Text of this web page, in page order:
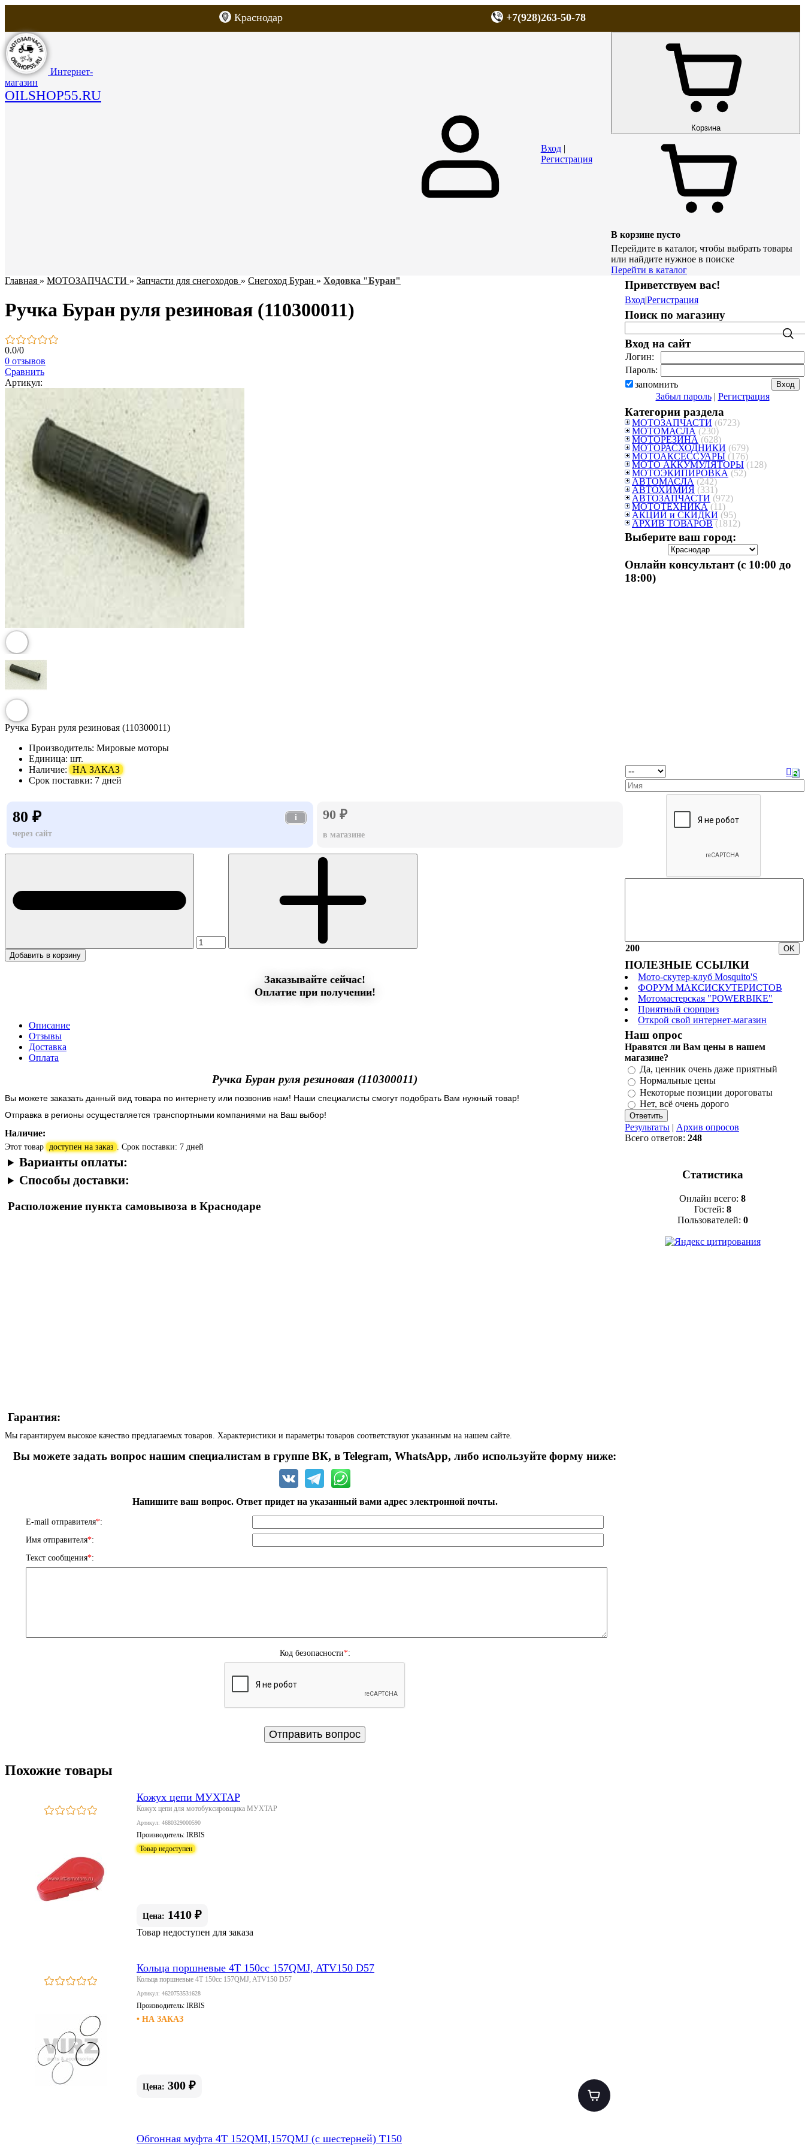
Краснодар +7(928)263-50-78
Интернет-
магазин
OILSHOP55.RU
ДОСТАВКА
Вход|
Регистрация
Корзина
В корзине пусто
Перейдите в каталог, чтобы выбрать товары
или найдите нужное в поиске
Перейти в каталог
Главная » МОТОЗАПЧАСТИ » Запчасти для снегоходов » Снегоход Буран » Ходовка "Буран"
Ручка Буран руля резиновая (110300011)
0.0/0
0 отзывов
Сравнить
Артикул:
Ручка Буран руля резиновая (110300011)
Производитель: Мировые моторы
Единица: шт.
Наличие: НА ЗАКАЗ
Срок поставки: 7 дней
80 ₽
i
через сайт
90 ₽
в магазине
Добавить в корзину
Заказывайте сейчас!
Оплатие при получении!
Описание
Отзывы
Доставка
Оплата
Ручка Буран руля резиновая (110300011)
Вы можете заказать данный вид товара по интернету или позвонив нам! Наши специалисты смогут подобрать Вам нужный товар!
Отправка в регионы осуществляется транспортными компаниями на Ваш выбор!
Наличие:
Этот товар доступен на заказ . Срок поставки: 7 дней
Варианты оплаты:
Способы доставки:
Расположение пункта самовывоза в Краснодаре
Гарантия:
Мы гарантируем высокое качество предлагаемых товаров. Характеристики и параметры товаров соответствуют указанным на нашем сайте.
Вы можете задать вопрос нашим специалистам в группе ВК, в Telegram, WhatsApp, либо используйте форму ниже:
Напишите ваш вопрос. Ответ придет на указанный вами адрес электронной почты.
E-mail отправителя*:
Имя отправителя*:
Текст сообщения*:
Код безопасности*:
Похожие товары
Кожух цепи МУХТАР
Кожух цепи для мотобуксировщика МУХТАР
Артикул: 4680329000590
Производитель: IRBIS
Товар недоступен
Цена: 1410 ₽
Товар недоступен для заказа
Кольца поршневые 4Т 150сс 157QMJ, ATV150 D57
Кольца поршневые 4Т 150сс 157QMJ, ATV150 D57
Артикул: 4620753531628
Производитель: IRBIS
• НА ЗАКАЗ
Цена: 300 ₽
Обгонная муфта 4Т 152QMI,157QMJ (с шестерней) T150
Приветствуем вас!
Вход|Регистрация
Поиск по магазину
Вход на сайт
Логин:
Пароль:
запомнить
Забыл пароль| Регистрация
Категории раздела
МОТОЗАПЧАСТИ (6723)
МОТОМАСЛА (230)
МОТОРЕЗИНА (628)
МОТОРАСХОДНИКИ (679)
МОТОАКСЕССУАРЫ (176)
МОТО АККУМУЛЯТОРЫ (128)
МОТОЭКИПИРОВКА (52)
АВТОМАСЛА (242)
АВТОХИМИЯ (331)
АВТОЗАПЧАСТИ (972)
МОТОТЕХНИКА (11)
АКЦИИ и СКИДКИ (95)
АРХИВ ТОВАРОВ (1812)
Выберите ваш город:
Онлайн консультант (с 10:00 до
18:00)
200
ПОЛЕЗНЫЕ ССЫЛКИ
Мото-скутер-клуб Mosquito'S
ФОРУМ МАКСИСКУТЕРИСТОВ
Мотомастерская "POWERBIKE"
Приятный сюрприз
Открой свой интернет-магазин
Наш опрос
Нравятся ли Вам цены в нашем
магазине?
Да, ценник очень даже приятный
Нормальные цены
Некоторые позиции дороговаты
Нет, всё очень дорого
Результаты | Архив опросов
Всего ответов: 248
Статистика
Онлайн всего: 8
Гостей: 8
Пользователей: 0